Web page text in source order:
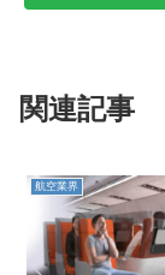
関連記事
航空業界